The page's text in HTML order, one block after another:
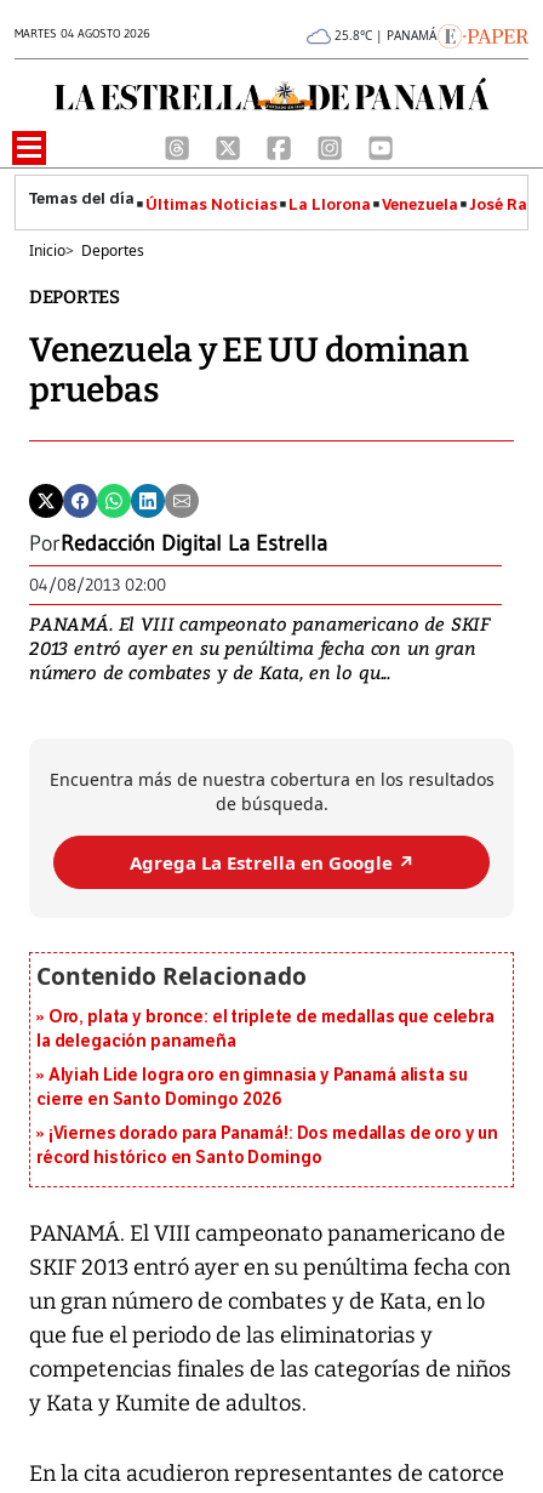
MARTES 04 AGOSTO 2026 25.8°C | PANAMÁ
Últimas Noticias La Llorona Venezuela José
Inicio> Deportes
DEPORTES
Venezuela y EE UU dominan
pruebas
PorRedacción Digital La Estrella
04/08/2013 02:00
PANAMÁ. El VIII campeonato panamericano de SKIF
2013 entró ayer en su penúltima fecha con un gran
número de combates y de Kata, en lo qu...
Encuentra más de nuestra cobertura en los resultados
de búsqueda.
Agrega La Estrella en Google ↗️
Oro, plata y bronce: el triplete de medallas que celebra
la delegación panameña
Alyiah Lide logra oro en gimnasia y Panamá alista su
cierre en Santo Domingo 2026
¡Viernes dorado para Panamá!: Dos medallas de oro y un
récord histórico en Santo Domingo
PANAMÁ. El VIII campeonato panamericano de
SKIF 2013 entró ayer en su penúltima fecha con
un gran número de combates y de Kata, en lo
que fue el periodo de las eliminatorias y
competencias finales de las categorías de niños
y Kata y Kumite de adultos.
En la cita acudieron representantes de catorce